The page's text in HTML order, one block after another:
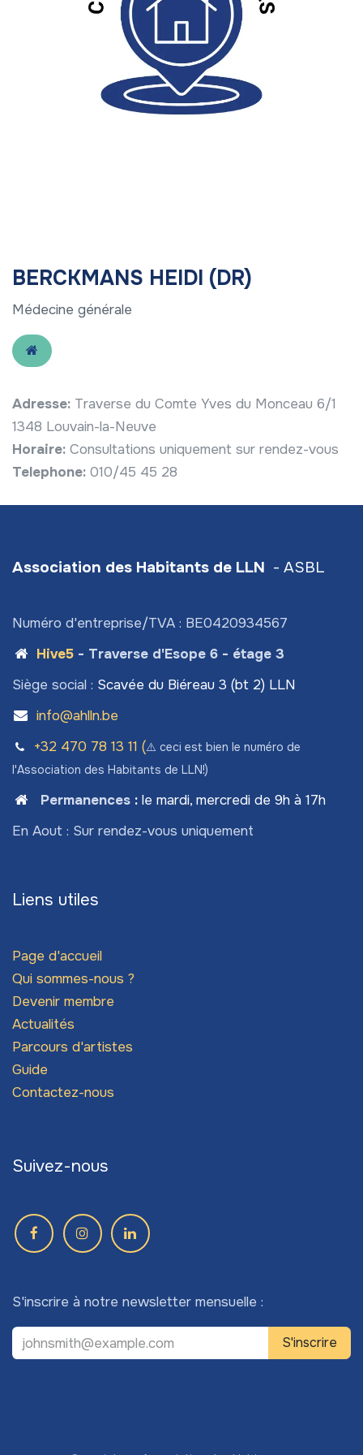
BERCKMANS HEIDI (DR)
Médecine générale
Adresse: Traverse du Comte Yves du Monceau 6/1
1348 Louvain-la-Neuve
Horaire: Consultations uniquement sur rendez-vous
Telephone: 010/45 45 28
Association des Habitants de LLN - ASBL
Numéro d'entreprise/TVA : BE0420934567
Hive5- Traverse d'Esope 6 - étage 3
Siège social : Scavée du Biéreau 3 (bt 2) LLN
info@ahlln.be
+32 470 78​ 13 11 (⚠️ ceci est bien le numéro de
l'Association des Habitants de LLN!)
Permanences: le mardi, mercredi de 9h à 17h
En Aout : Sur rendez-vous uniquement
Liens utiles
Page d'accueil
Qui sommes-nous ?
Devenir membre
Actualités
Parcours d'artistes
Guide
Contactez-nous
Suivez-nous
S'inscrire à notre newsletter mensuelle :
S'inscrire